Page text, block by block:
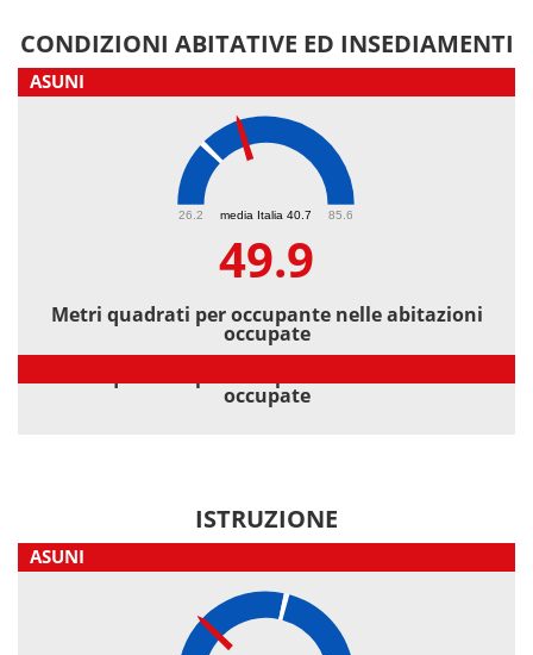
CONDIZIONI ABITATIVE ED INSEDIAMENTI
ASUNI
media Italia 40.7
26.2 85.6
49.9
Metri quadrati per occupante nelle abitazioni
occupate
occupate
ISTRUZIONE
ASUNI